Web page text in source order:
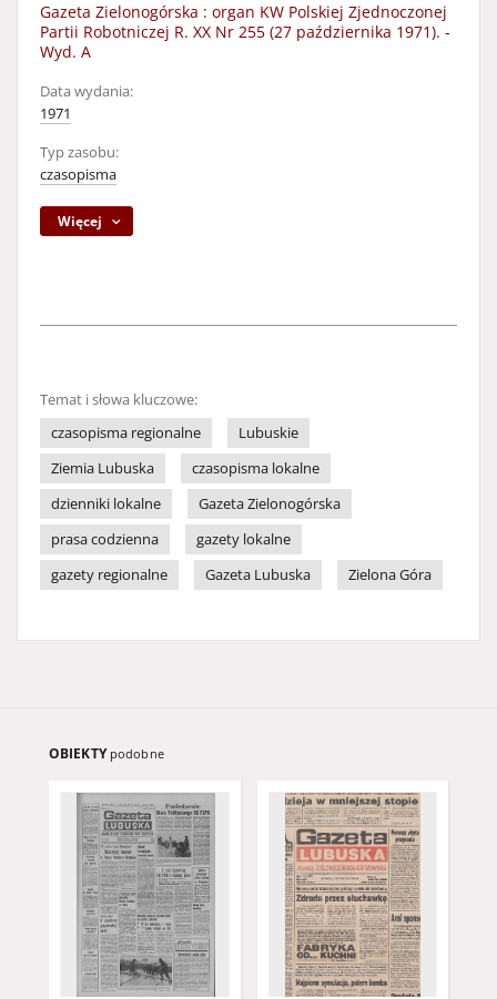
Gazeta Zielonogórska : organ KW Polskiej Zjednoczonej
Partii Robotniczej R. XX Nr 255 (27 października 1971). -
Wyd. A
Data wydania:
1971
Typ zasobu:
czasopisma
Więcej
Temat i słowa kluczowe:
czasopisma regionalne
Lubuskie
Ziemia Lubuska
czasopisma lokalne
dzienniki lokalne
Gazeta Zielonogórska
prasa codzienna
gazety lokalne
gazety regionalne
Gazeta Lubuska Zielona Góra
OBIEKTY podobne